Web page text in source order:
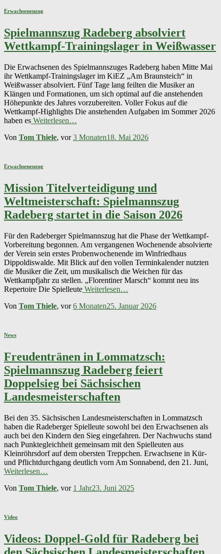
Erwachsenenzug
Spielmannszug Radeberg absolviert
Wettkampf-Trainingslager in Weißwasser
Die Erwachsenen des Spielmannszuges Radeberg haben Mitte Mai
ihr Wettkampf-Trainingslager im KiEZ „Am Braunsteich“ in
Weißwasser absolviert. Fünf Tage lang feilten die Musiker an
Klängen und Formationen, um sich optimal auf die anstehenden
Höhepunkte des Jahres vorzubereiten. Voller Fokus auf die
Wettkampf-Highlights Die anstehenden Aufgaben im Sommer 2026
haben es Weiterlesen…
Von Tom Thiele, vor3 Monaten18. Mai 2026
Erwachsenenzug
Mission Titelverteidigung und
Weltmeisterschaft: Spielmannszug
Radeberg startet in die Saison 2026
Für den Radeberger Spielmannszug hat die Phase der Wettkampf-
Vorbereitung begonnen. Am vergangenen Wochenende absolvierte
der Verein sein erstes Probenwochenende im Winfriedhaus
Dippoldiswalde. Mit Blick auf den vollen Terminkalender nutzten
die Musiker die Zeit, um musikalisch die Weichen für das
Wettkampfjahr zu stellen. „Florentiner Marsch“ kommt neu ins
Repertoire Die Spielleute Weiterlesen…
Von Tom Thiele, vor6 Monaten25. Januar 2026
News
Freudentränen in Lommatzsch:
Spielmannszug Radeberg feiert
Doppelsieg bei Sächsischen
Landesmeisterschaften
Bei den 35. Sächsischen Landesmeisterschaften in Lommatzsch
haben die Radeberger Spielleute sowohl bei den Erwachsenen als
auch bei den Kindern den Sieg eingefahren. Der Nachwuchs stand
nach Punktegleichheit gemeinsam mit den Spielleuten aus
Kleinröhrsdorf auf dem obersten Treppchen. Erwachsene in Kür-
und Pflichtdurchgang deutlich vorn Am Sonnabend, den 21. Juni,
Weiterlesen…
Von Tom Thiele, vor 1 Jahr23. Juni 2025
Video
Videos: Doppel-Gold für Radeberg bei